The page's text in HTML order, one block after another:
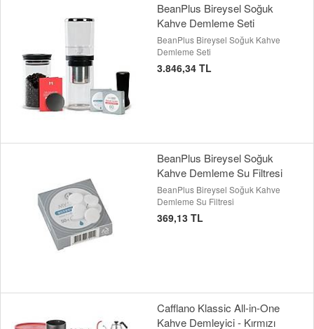
BeanPlus Bireysel Soğuk
Kahve Demleme Seti
BeanPlus Bireysel Soğuk Kahve
Demleme Seti
3.846,34 TL
BeanPlus Bireysel Soğuk
Kahve Demleme Su Filtresi
BeanPlus Bireysel Soğuk Kahve
Demleme Su Filtresi
369,13 TL
Cafflano Klassic All-in-One
Kahve Demleyici - Kırmızı